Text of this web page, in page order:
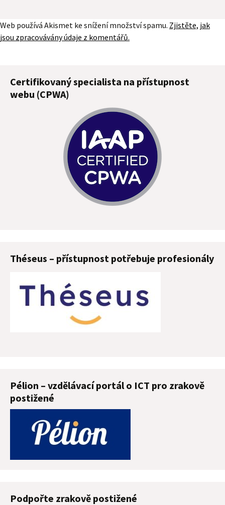
Web používá Akismet ke snížení množství spamu. Zjistěte, jak
jsou zpracovávány údaje z komentářů.
Certifikovaný specialista na přístupnost
webu (CPWA)
Théseus – přístupnost potřebuje profesionály
Pélion – vzdělávací portál o ICT pro zrakově
postižené
Podpořte zrakově postižené